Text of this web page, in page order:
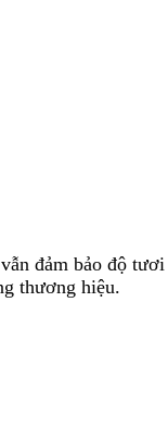
đảm bảo độ
thương hiệu.